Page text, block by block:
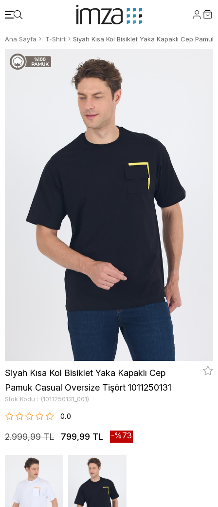
Ana Sayfa T-Shirt
Siyah Kısa Kol Bisiklet Yaka Kapaklı Cep
Pamuk Casual Oversize Tişört 1011250131
Stok Kodu (1011250131_001)
0.0
2.999,99 TL 799,99 TL 73